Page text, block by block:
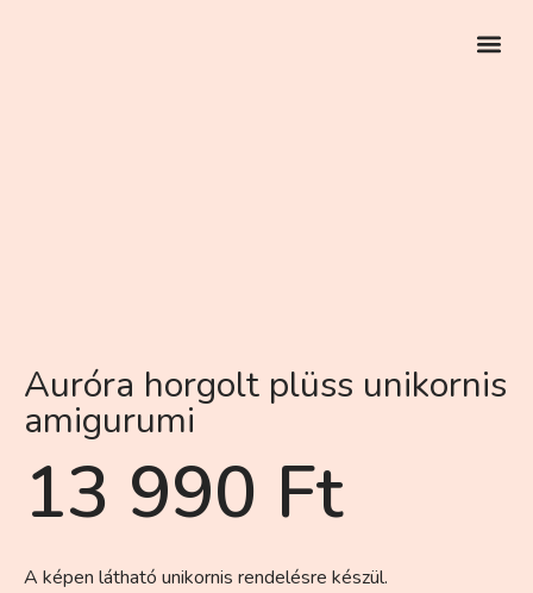
Auróra horgolt plüss unikornis
amigurumi
13 990 Ft
A képen látható unikornis rendelésre készül.